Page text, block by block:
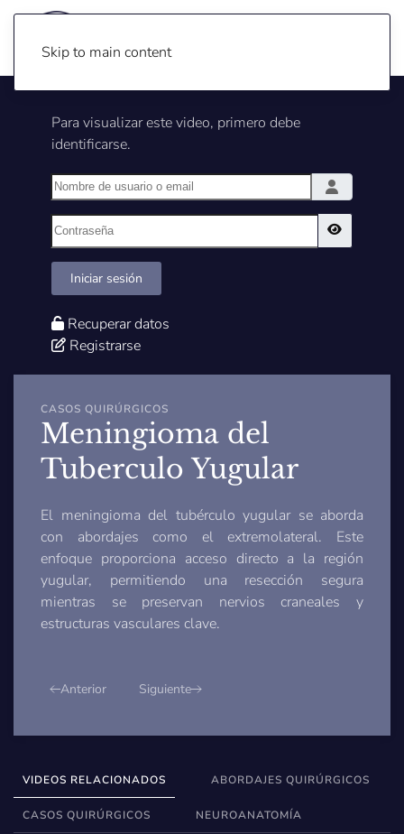
Skip to main content
Para visualizar este video, primero debe
identificarse.
Nombre de usuario o email
Contraseña
Iniciar sesión
Recuperar datos
Registrarse
CASOS QUIRÚRGICOS
Meningioma del
Tuberculo Yugular
El meningioma del tubérculo yugular se aborda
con abordajes como el extremolateral. Este
enfoque proporciona acceso directo a la región
yugular, permitiendo una resección segura
mientras se preservan nervios craneales y
estructuras vasculares clave.
Anterior Siguiente
VIDEOS RELACIONADOS ABORDAJES QUIRÚRGICOS
CASOS QUIRÚRGICOS NEUROANATOMÍA